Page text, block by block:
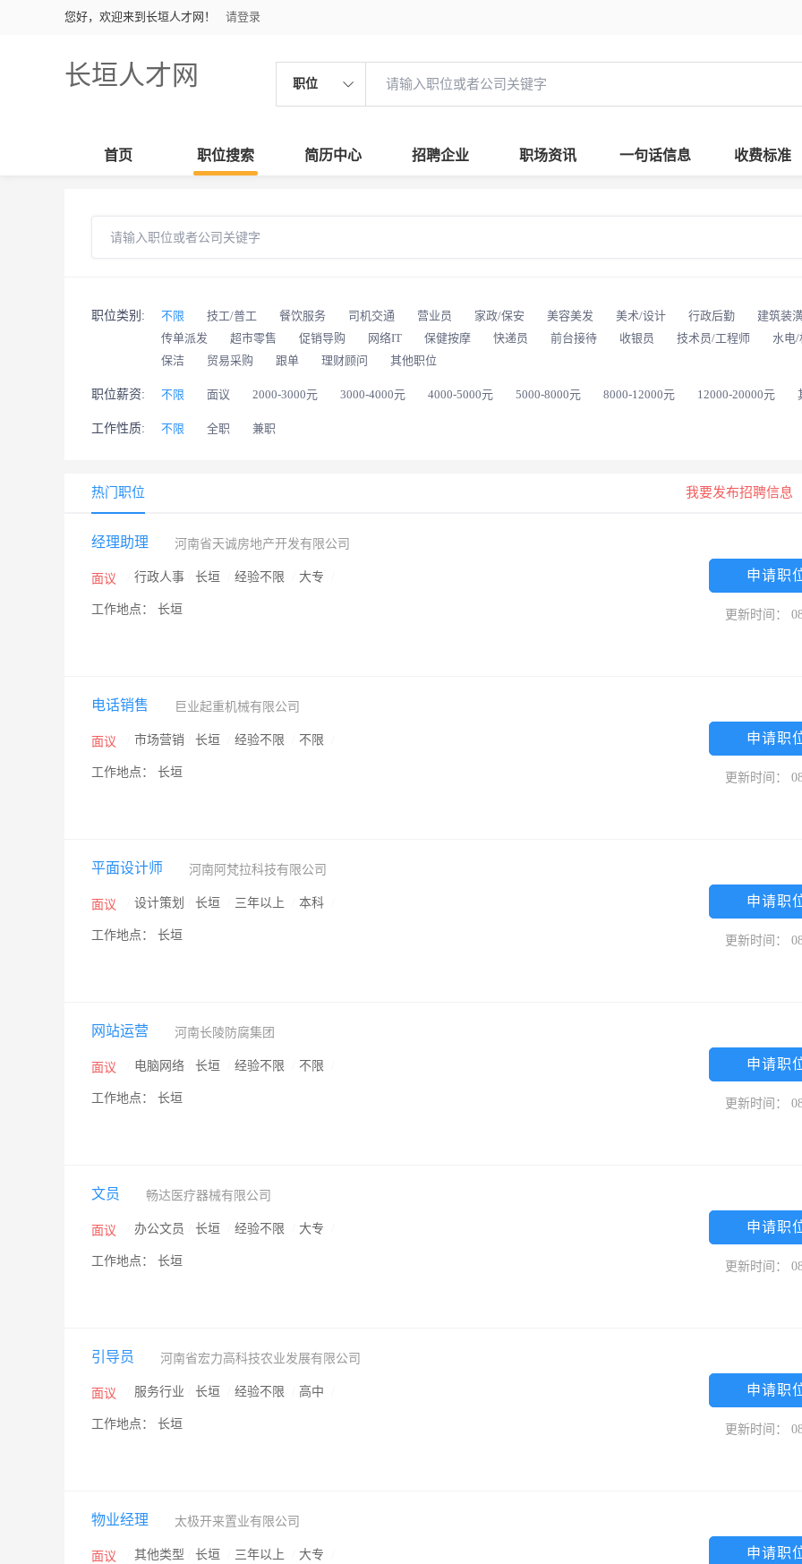
您好，欢迎来到长垣人才网！ 请登录
长垣人才网 职位
首页 职位搜索 简历中心 招聘企业 职场资讯 一句话信息 收费标准
职位类别: 不限 技工/普工 餐饮服务 司机交通 营业员 家政/保安 美容美发 美术/设计 行政后勤 建筑装
传单派发
超市零售 促销导购 网络IT 保健按摩 快递员 前台接待 收银员 技术员/工程师 水电/
保洁
贸易采购 跟单 理财顾问 其他职位
职位薪资: 不限 面议 2000-3000元 3000-4000元 4000-5000元 5000-8000元 8000-12000元 12000-20000元
工作性质: 不限 全职 兼职
热门职位 我要发布招聘信息
经理助理 河南省天诚房地产开发有限公司
面议 行政人事 长垣 经验不限 大专
工作地点： 长垣
申请职
更新时间：
电话销售 巨业起重机械有限公司
面议 市场营销 长垣 经验不限 不限
工作地点： 长垣
申请职
更新时间：
平面设计师 河南阿梵拉科技有限公司
面议 设计策划 长垣 三年以上 本科
工作地点： 长垣
申请职
更新时间：
网站运营 河南长陵防腐集团
面议 电脑网络 长垣 经验不限 不限
工作地点： 长垣
申请职
更新时间：
文员 畅达医疗器械有限公司
面议 办公文员 长垣 经验不限 大专
工作地点： 长垣
申请职
更新时间：
引导员 河南省宏力高科技农业发展有限公司
面议 服务行业 长垣 经验不限 高中
工作地点： 长垣
申请职
更新时间：
物业经理 太极开来置业有限公司
面议 其他类型 长垣 三年以上 大专 申请职